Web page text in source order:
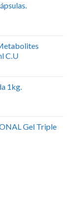
C.U
1kg.
Gel Triple